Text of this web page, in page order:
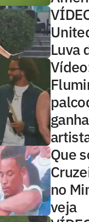
Luva
Que
no
veja